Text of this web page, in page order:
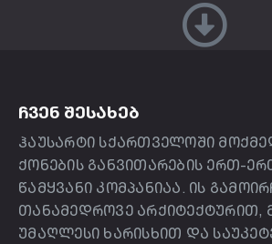
ᲩᲕᲔᲜ ᲨᲔᲡᲐᲮᲔᲑ
ჰაუსარტი სქართველოში
ქონების განვითარების ერთ-
წამყვანი კომპანიაა. ის
თანამედროვე არქიტექტურით,
უმაღლესი ხარისხით და